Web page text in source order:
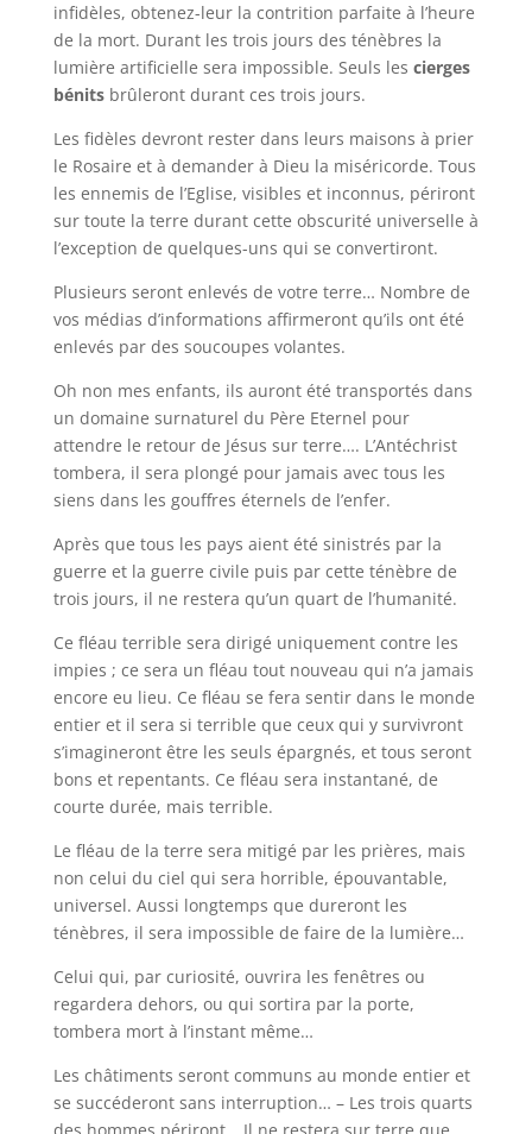
infidèles, obtenez-leur la contrition parfaite à l’heure
de la mort. Durant les trois jours des ténèbres la
lumière artificielle sera impossible. Seuls les cierges
bénitsbrûleront durant ces trois jours.
Les fidèles devront rester dans leurs maisons à prier
le Rosaire et à demander à Dieu la miséricorde. Tous
les ennemis de l’Eglise, visibles et inconnus, périront
sur toute la terre durant cette obscurité universelle à
l’exception de quelques-uns qui se convertiront.
Plusieurs seront enlevés de votre terre… Nombre de
vos médias d’informations affirmeront qu’ils ont été
enlevés par des soucoupes volantes.
Oh non mes enfants, ils auront été transportés dans
un domaine surnaturel du Père Eternel pour
attendre le retour de Jésus sur terre…. L’Antéchrist
tombera, il sera plongé pour jamais avec tous les
siens dans les gouffres éternels de l’enfer.
Après que tous les pays aient été sinistrés par la
guerre et la guerre civile puis par cette ténèbre de
trois jours, il ne restera qu’un quart de l’humanité.
Ce fléau terrible sera dirigé uniquement contre les
impies ; ce sera un fléau tout nouveau qui n’a jamais
encore eu lieu. Ce fléau se fera sentir dans le monde
entier et il sera si terrible que ceux qui y survivront
s’imagineront être les seuls épargnés, et tous seront
bons et repentants. Ce fléau sera instantané, de
courte durée, mais terrible.
Le fléau de la terre sera mitigé par les prières, mais
non celui du ciel qui sera horrible, épouvantable,
universel. Aussi longtemps que dureront les
ténèbres, il sera impossible de faire de la lumière…
Celui qui, par curiosité, ouvrira les fenêtres ou
regardera dehors, ou qui sortira par la porte,
tombera mort à l’instant même…
Les châtiments seront communs au monde entier et
se succéderont sans interruption… – Les trois quarts